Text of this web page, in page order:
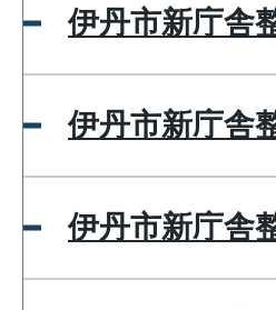
伊丹市新庁舎
伊丹市新庁舎
伊丹市新庁舎